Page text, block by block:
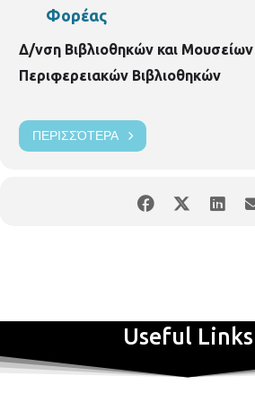
Φορέας
Δ/νση Βιβλιοθηκών και
Περιφερειακών Βιβλιοθηκών
ΠΕΡΙΣΣΌΤΕΡΑ
Useful Links